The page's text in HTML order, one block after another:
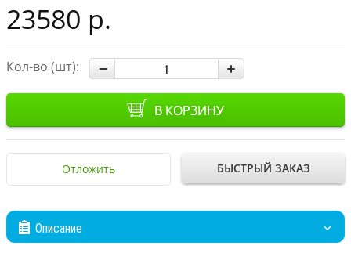
23580 р.
Кол-во (шт):
В КОРЗИНУ
Отложить БЫСТРЫЙ ЗАКАЗ
Описание